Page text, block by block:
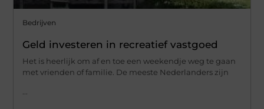
Bedrijven
Geld investeren in recreatief vastgoed
Het is heerlijk om af en toe een weekendje weg te gaan
met vrienden of familie. De meeste Nederlanders zijn